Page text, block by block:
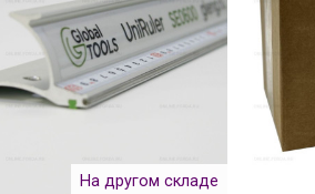
На другом складе